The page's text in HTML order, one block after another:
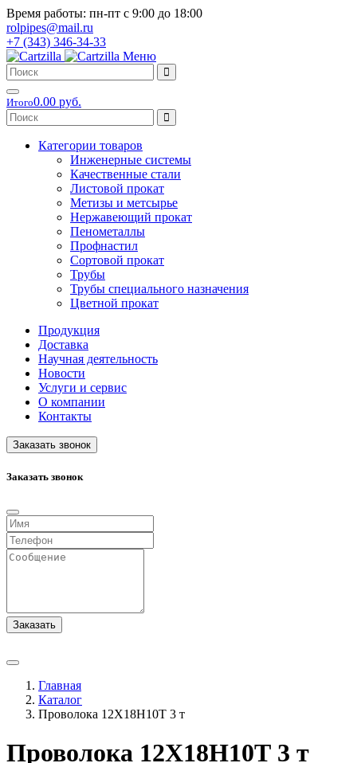
Время работы: пн-пт с 9:00 до 18:00
rolpipes@mail.ru
+7 (343) 346-34-33
Меню
Итого0.00 руб.
Категории товаров
Инженерные системы
Качественные стали
Листовой прокат
Метизы и метсырье
Нержавеющий прокат
Пенометаллы
Профнастил
Сортовой прокат
Трубы
Трубы специального назначения
Цветной прокат
Продукция
Доставка
Научная деятельность
Новости
Услуги и сервис
О компании
Контакты
Заказать звонок
Заказать звонок
Заказать
Главная
Каталог
Проволока 12Х18Н10Т 3 т
Проволока 12Х18Н10Т 3 т